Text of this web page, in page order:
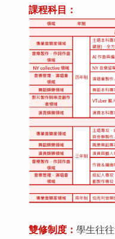
課程科目：
雙修制度： 學生往